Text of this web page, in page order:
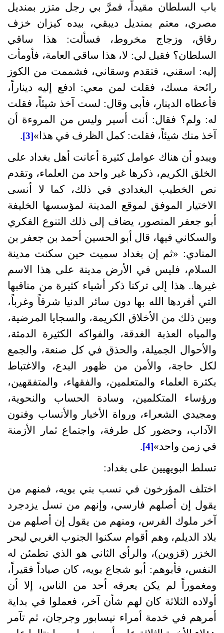
باب السلطان مقيداً، فمرَّ بي رجل متزر بمنديل
مصري، معتم بمنديل ديبقي، بيده كيزان خزف
رقاق، وزجاج مخروط، فسألت: هذا ساقي
السلطان؟ فقيل لي: لا، هذا ساقي العامة، فأومأت
إليه: اسقني، فتقدم وسقاني، فشممت من الكوز
رائحة مسك، فقلت لمن معي: ادفع إليه ديناراً،
فأعطاه الدينار، فأبى وقال: لست آخذ شيئاً، فقلت
له: ولم؟ فقال: أنت أسير وليس من المروءة أن
آخذ منك شيئاً، فقلت: كمل الظرف في هذا»[3]
.
ويبدو أن هناك عوامل كثيرة أعانت أهل بغداد على
الخلق الكريم، ذكرها غير واحد من العلماء، وتقدم
نص الخطيب البغدادي في ذلك، كما لا أنسى
الاختيار الموفق لموقع المدينة لمؤسسها الخليفة
أبو جعفر المنصور، يضاف إلى ذلك التنوع الفكري
والسكاني فيها، قال أبو الحسين أحمد بن جعفر بن
المنادي: «ثم إن بغداد سميت حين سكنت مدينة
السلام، فليس في الأرض مدينة على هذا الاسم
غيرها.. هذا إلى تركنا ذكر أشياء كثيرة من مناقبها
التي أفردها الله بها دون سائر الدنيا شرقاً وغرباً،
وبين ذلك من الأخلاق الكريمة، والسجايا المرضية،
والمياه العذبة الغدقة، والفواكه الكثيرة الدمثة،
والأحوال الجميلة، والحذق في كل صنعة، والجمع
لكل حاجة، والأمن من ظهور البدع، والاغتباط
بكثرة العلماء والمتعلمين، والفقهاء، والمتفقهين،
ورؤساء المتكلمين، وسادة الحساب والنحوية،
ومجيدي الشعراء، ورواة الأخبار والأنساب وفنون
الآداب، وحضور كل طرفة، واجتماع ثمار الأزمنة
في زمن واحد»[4]
.
تسلط البويهيين على بغداد:
اختلف المؤرخون في نسب بني بويه، فمنهم من
يقول إن أصلهم فارسي، وإنهم من نسل يزدجرد
آخر ملوك الفرس، ومنهم من يقول إن أصلهم من
بلاد الديلم، وهم أقوام سكنوا الجنوب الغربي لبحر
الخزر
(قزوين)، والرأي الثاني هو الذي تطمئن له
النفس، فأبوهم:
أبو شجاع بويه، كان صياداً فقيراً،
ومغموراً لم يكن يعرفه أحد من الناس، إلا أن
أولاده الثلاثة كان لهم شأن آخر، فعملوا في بداية
أمرهم في خدمة أمراء نيسابور وجرجان، ثم تآمر